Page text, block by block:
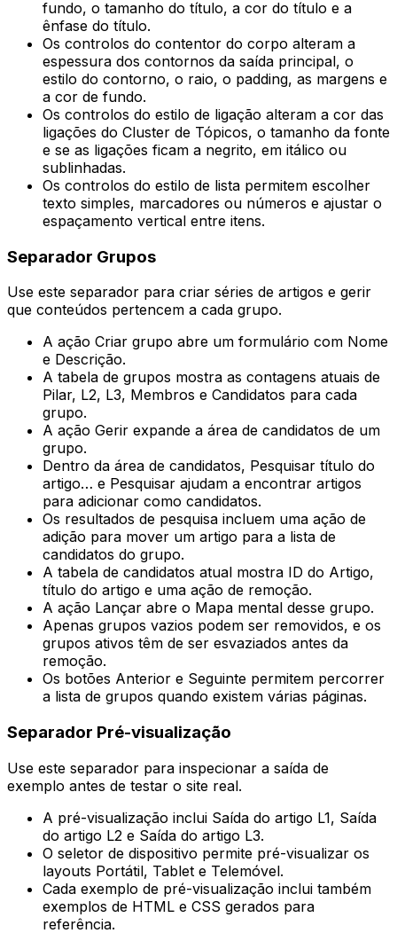
fundo, o tamanho do título, a cor do título e a
ênfase do título.
Os controlos do contentor do corpo alteram a
espessura dos contornos da saída principal, o
estilo do contorno, o raio, o padding, as margens e
a cor de fundo.
Os controlos do estilo de ligação alteram a cor das
ligações do Cluster de Tópicos, o tamanho da fonte
e se as ligações ficam a negrito, em itálico ou
sublinhadas.
Os controlos do estilo de lista permitem escolher
texto simples, marcadores ou números e ajustar o
espaçamento vertical entre itens.
Separador Grupos
Use este separador para criar séries de artigos e gerir
que conteúdos pertencem a cada grupo.
A ação Criar grupo abre um formulário com Nome
e Descrição.
A tabela de grupos mostra as contagens atuais de
Pilar, L2, L3, Membros e Candidatos para cada
grupo.
A ação Gerir expande a área de candidatos de um
grupo.
Dentro da área de candidatos, Pesquisar título do
artigo… e Pesquisar ajudam a encontrar artigos
para adicionar como candidatos.
Os resultados de pesquisa incluem uma ação de
adição para mover um artigo para a lista de
candidatos do grupo.
A tabela de candidatos atual mostra ID do Artigo,
título do artigo e uma ação de remoção.
A ação Lançar abre o Mapa mental desse grupo.
Apenas grupos vazios podem ser removidos, e os
grupos ativos têm de ser esvaziados antes da
remoção.
Os botões Anterior e Seguinte permitem percorrer
a lista de grupos quando existem várias páginas.
Separador Pré-visualização
Use este separador para inspecionar a saída de
exemplo antes de testar o site real.
A pré-visualização inclui Saída do artigo L1, Saída
do artigo L2 e Saída do artigo L3.
O seletor de dispositivo permite pré-visualizar os
layouts Portátil, Tablet e Telemóvel.
Cada exemplo de pré-visualização inclui também
exemplos de HTML e CSS gerados para
referência.